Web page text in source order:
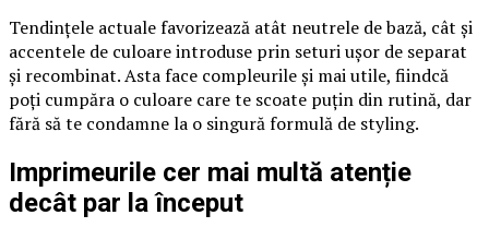
Tendințele actuale favorizează atât neutrele de bază, cât și
accentele de culoare introduse prin seturi ușor de separat
și recombinat. Asta face compleurile și mai utile, fiindcă
poți cumpăra o culoare care te scoate puțin din rutină, dar
fără să te condamne la o singură formulă de styling.
Imprimeurile cer mai multă atenție
decât par la început